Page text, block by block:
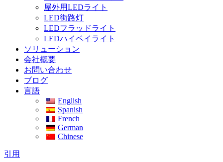
屋外用LEDライト
LED街路灯
LEDフラッドライト
LEDハイベイライト
ソリューション
会社概要
お問い合わせ
ブログ
言語
English
Spanish
French
German
Chinese
引用